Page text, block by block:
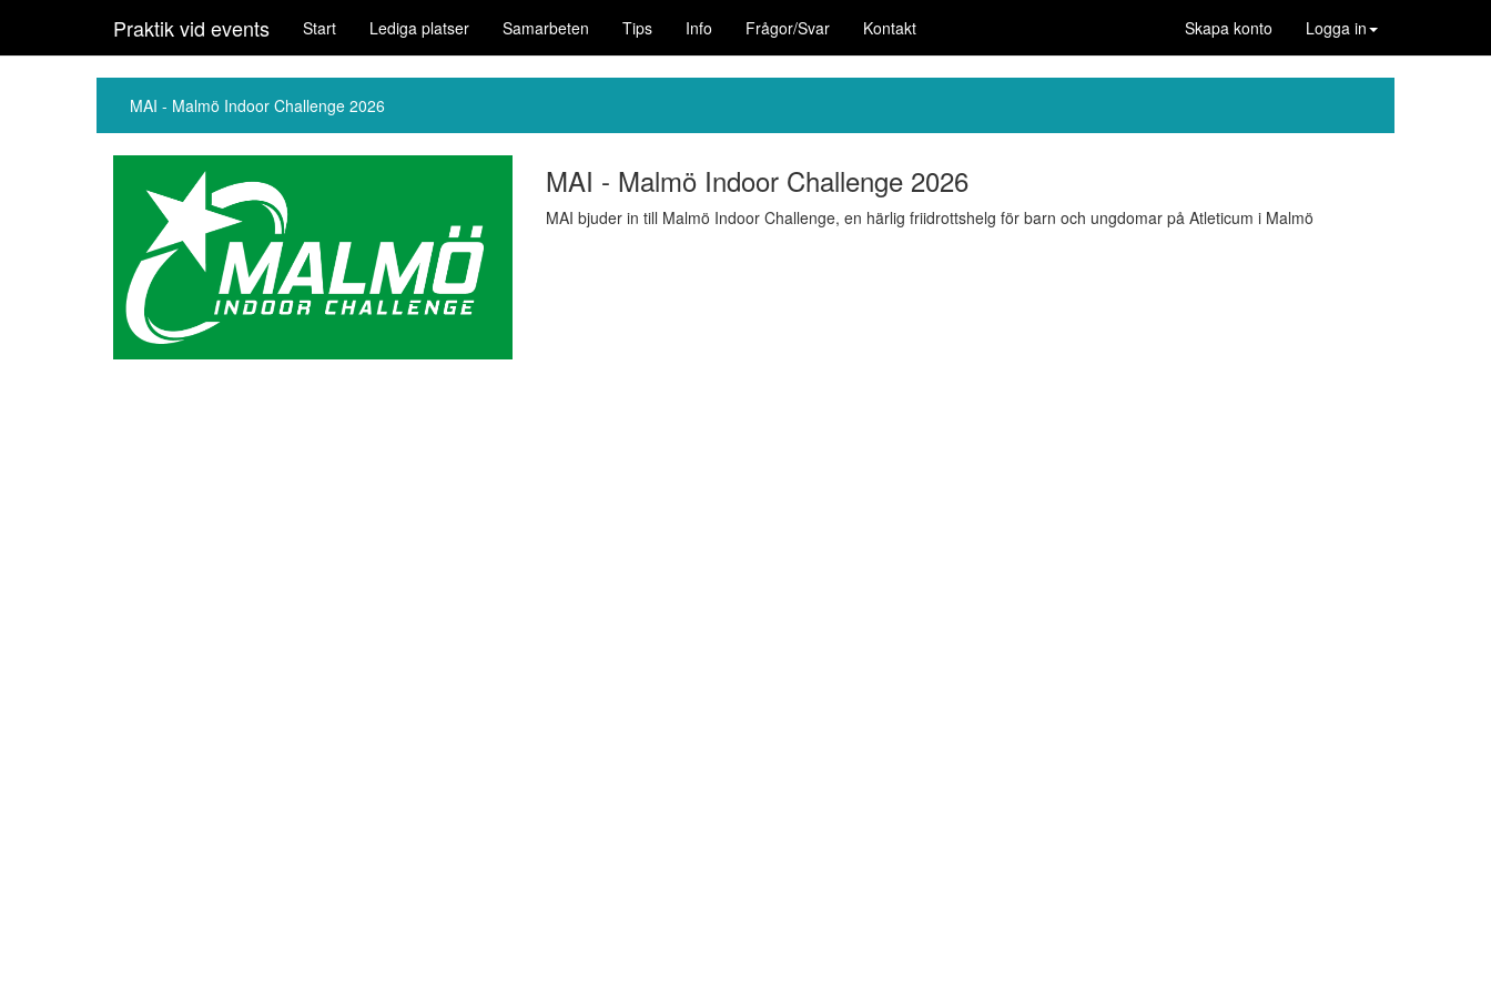
Praktik vid events Start Lediga platser Samarbeten Tips Info Frågor/Svar Kontakt Skapa konto Logga in
MAI - Malmö Indoor Challenge 2026
MAI - Malmö Indoor Challenge 2026
MAI bjuder in till Malmö Indoor Challenge, en härlig friidrottshelg för barn och ungdomar på Atleticum i Malmö